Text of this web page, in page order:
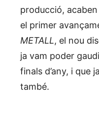
producció, acaben
el primer
METALL, el nou
ja vam poder
finals d’any, i que
també.